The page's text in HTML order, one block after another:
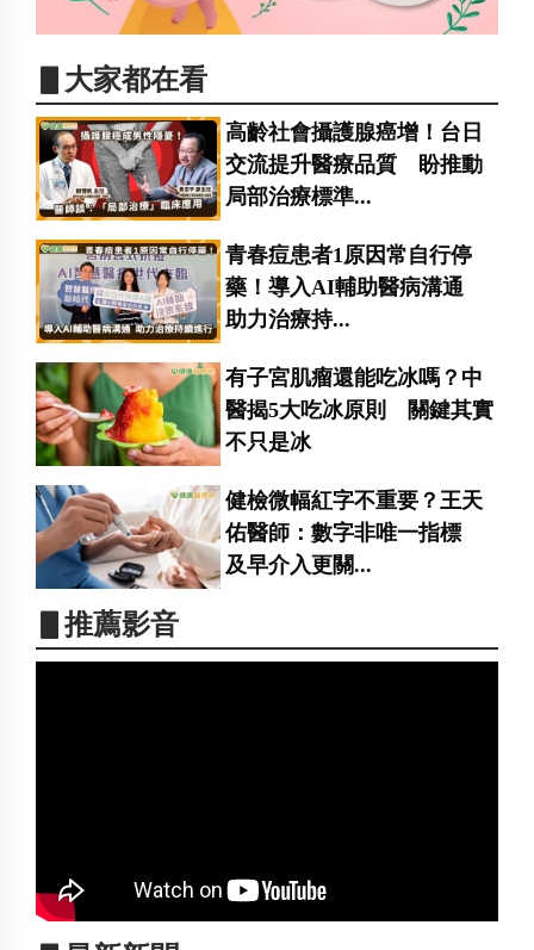
▋大家都在看
高齡社會攝護腺癌增！台日
交流提升醫療品質 盼推動
局部治療標準...
青春痘患者1原因常自行停
藥！導入AI輔助醫病溝通
助力治療持...
有子宮肌瘤還能吃冰嗎？中
醫揭5大吃冰原則 關鍵其實
不只是冰
健檢微幅紅字不重要？王天
佑醫師：數字非唯一指標
及早介入更關...
▋推薦影音